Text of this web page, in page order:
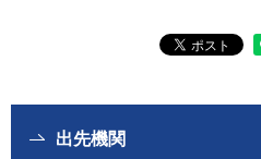
出先機関